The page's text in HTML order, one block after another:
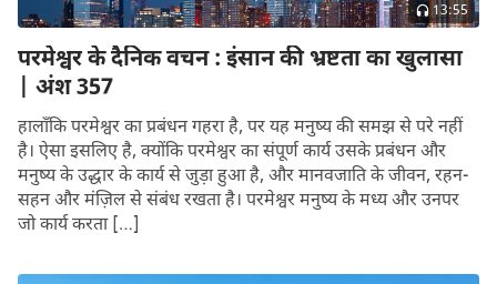
13:55
परमेश्वर के दैनिक वचन : इंसान की भ्रष्टता का खुलासा
| अंश 357
हालाँकि परमेश्वर का प्रबंधन गहरा है, पर यह मनुष्य की समझ से परे नहीं
है। ऐसा इसलिए है, क्योंकि परमेश्वर का संपूर्ण कार्य उसके प्रबंधन और
मनुष्य के उद्धार के कार्य से जुड़ा हुआ है, और मानवजाति के जीवन, रहन-
सहन और मंज़िल से संबंध रखता है। परमेश्वर मनुष्य के मध्य और उनपर
जो कार्य करता […]